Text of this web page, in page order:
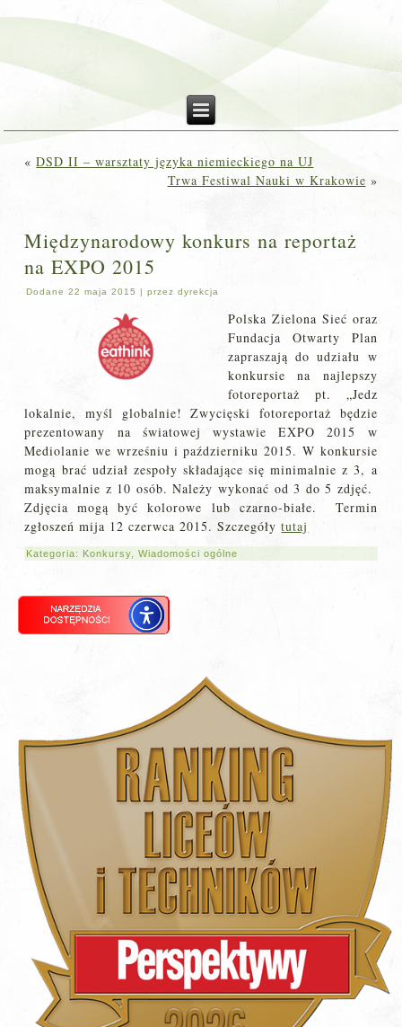
«DSD II – warsztaty języka niemieckiego na UJ
Trwa Festiwal Nauki w Krakowie »
Międzynarodowy konkurs na reportaż
na EXPO 2015
Dodane 22 maja 2015 |przez dyrekcja
Polska Zielona Sieć oraz
Fundacja Otwarty Plan
zapraszają do udziału w
konkursie na najlepszy
fotoreportaż pt. „Jedz
lokalnie, myśl globalnie! Zwycięski fotoreportaż będzie
prezentowany na światowej wystawie EXPO 2015 w
Mediolanie we wrześniu i październiku 2015. W konkursie
mogą brać udział zespoły składające się minimalnie z 3, a
maksymalnie z 10 osób. Należy wykonać od 3 do 5 zdjęć.
Zdjęcia mogą być kolorowe lub czarno-białe. Termin
zgłoszeń mija 12 czerwca 2015. Szczegółytutaj
Kategoria: Konkursy ,Wiadomości ogólne